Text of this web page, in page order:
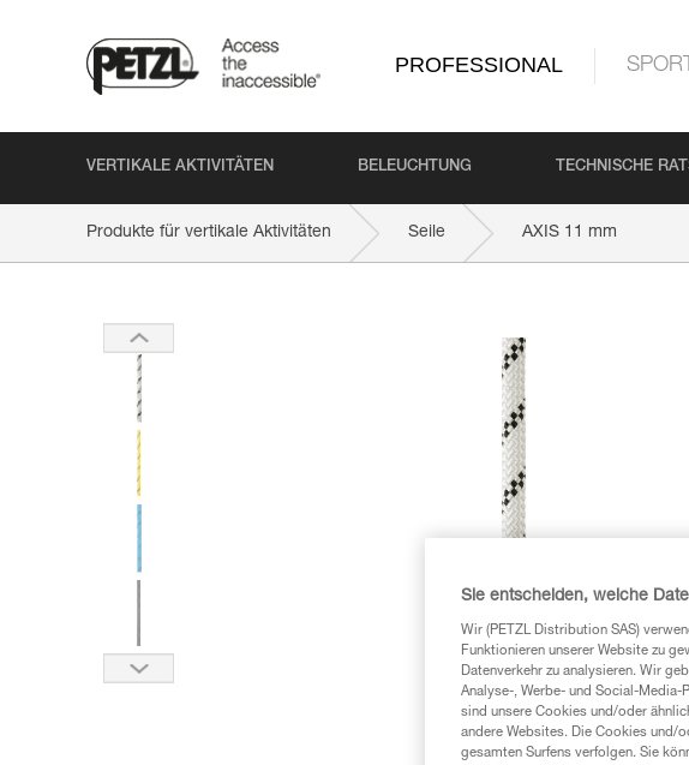
PROFESSIONAL SPORT
VERTIKALE AKTIVITÄTEN BELEUCHTUNG TECHNISCHE
Produkte für vertikale Aktivitäten Seile AXIS 11 mm
Sie entscheiden, welche
Wir (PETZL Distribution SAS)
Funktionieren unserer Website zu
Datenverkehr zu analysieren. Wir
Analyse-, Werbe- und Social-Media-
sind unsere Cookies und/oder
andere Websites. Die Cookies und/
gesamten Surfens verfolgen. Sie